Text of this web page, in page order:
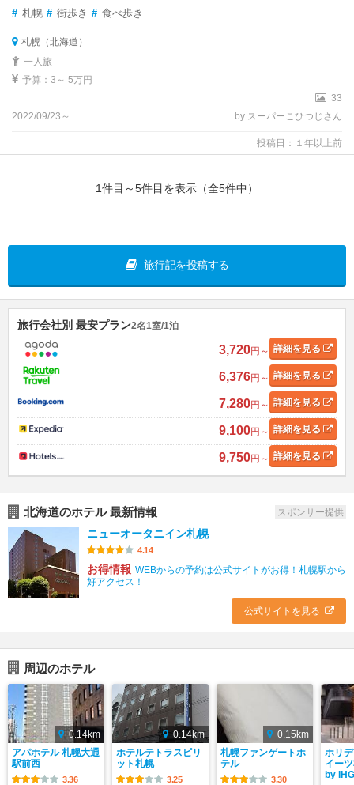
# 札幌 # 街歩き # 食べ歩き
札幌（北海道）
一人旅
予算：3～ 5万円
33
2022/09/23～
by スーパーこひつじさん
投稿日：１年以上前
1件目～5件目を表示（全5件中）
旅行記を投稿する
旅行会社別 最安プラン2名1室/1泊
3,720円～ 詳細を見る
6,376円～ 詳細を見る
7,280円～ 詳細を見る
9,100円～ 詳細を見る
9,750円～ 詳細を見る
北海道のホテル 最新情報 スポンサー提供
ニューオータニイン札幌
4.14
お得情報 WEBからの予約は公式サイトがお得！札幌駅から
好アクセス！
公式サイトを見る
周辺のホテル
0.14km
アパホテル 札幌大通
駅前西
3.36
0.14km
ホテルテトラスピリ
ット札幌
3.25
0.15km
札幌ファンゲートホ
テル
3.30
ホリ
イー
by IHG